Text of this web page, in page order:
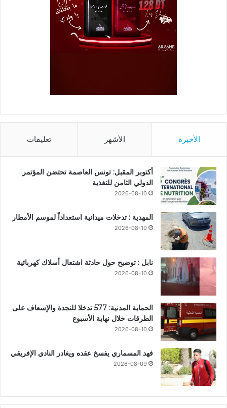
الأخيرة الأشهر تعليقات
أكتوبر المقبل: تونس العاصمة تحتضن المؤتمر
الدولي الثامن للتغذية
2026-08-10
المهدية : تدخلات ميدانية استعداداً لموسم الأمطار
2026-08-10
نابل : توضيح حول حادثة اشتعال أسلاك كهربائية
2026-08-10
الحماية المدنية: 577 تدخلا للنجدة والإسعاف على
الطرقات خلال نهاية الأسبوع
2026-08-10
فهد المسماري يفسخ عقده ويغادر النادي الإفريقي
2026-08-09